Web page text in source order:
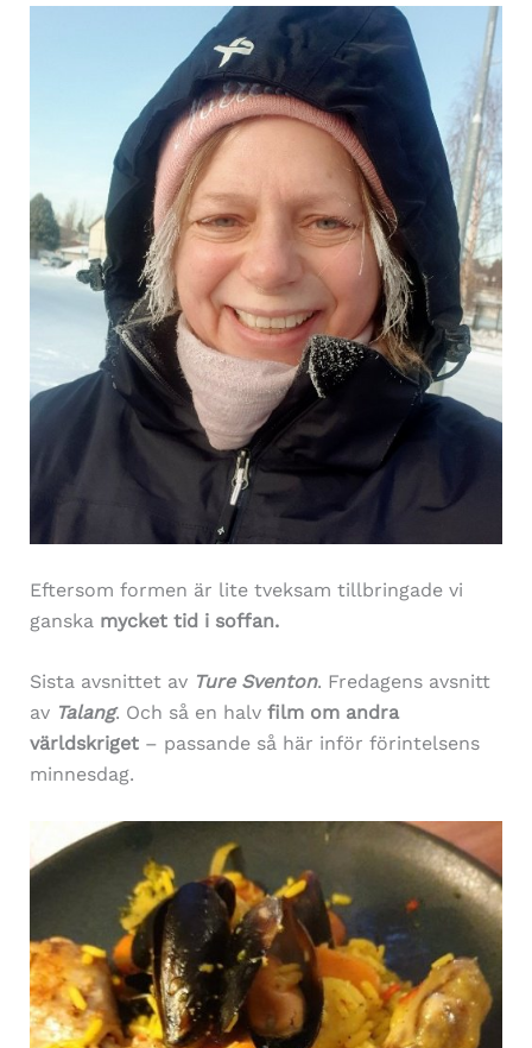
Eftersom formen är lite tveksam tillbringade vi
ganska mycket tid i soffan.
Sista avsnittet av Ture Sventon. Fredagens avsnitt
av Talang. Och så en halv film om andra
världskriget– passande så här inför förintelsens
minnesdag.